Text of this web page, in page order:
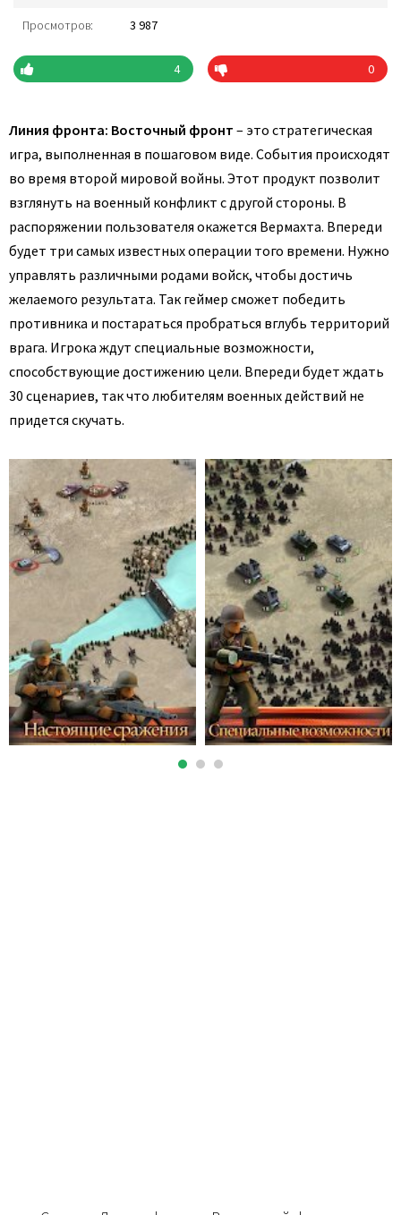
Просмотров: 3 987
4 0
Линия фронта: Восточный фронт – это стратегическая
игра, выполненная в пошаговом виде. События происходят
во время второй мировой войны. Этот продукт позволит
взглянуть на военный конфликт с другой стороны. В
распоряжении пользователя окажется Вермахта. Впереди
будет три самых известных операции того времени. Нужно
управлять различными родами войск, чтобы достичь
желаемого результата. Так геймер сможет победить
противника и постараться пробраться вглубь территорий
врага. Игрока ждут специальные возможности,
способствующие достижению цели. Впереди будет ждать
30 сценариев, так что любителям военных действий не
придется скучать.